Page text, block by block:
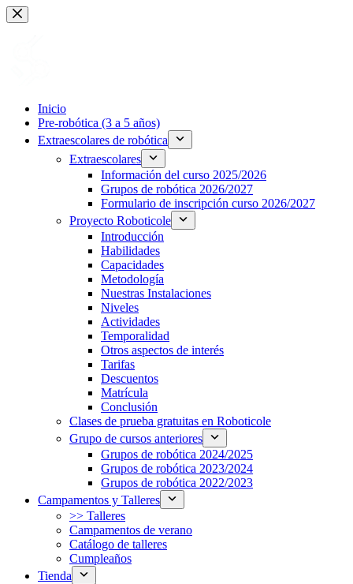
Saltar
al
contenido
Inicio
Pre-robótica (3 a 5 años)
Extraescolares de robótica
Extraescolares
Información del curso 2025/2026
Grupos de robótica 2026/2027
Formulario de inscripción curso 2026/2027
Proyecto Roboticole
Introducción
Habilidades
Capacidades
Metodología
Nuestras Instalaciones
Niveles
Actividades
Temporalidad
Otros aspectos de interés
Tarifas
Descuentos
Matrícula
Conclusión
Clases de prueba gratuitas en Roboticole
Grupo de cursos anteriores
Grupos de robótica 2024/2025
Grupos de robótica 2023/2024
Grupos de robótica 2022/2023
Campamentos y Talleres
>> Talleres
Campamentos de verano
Catálogo de talleres
Cumpleaños
Tienda